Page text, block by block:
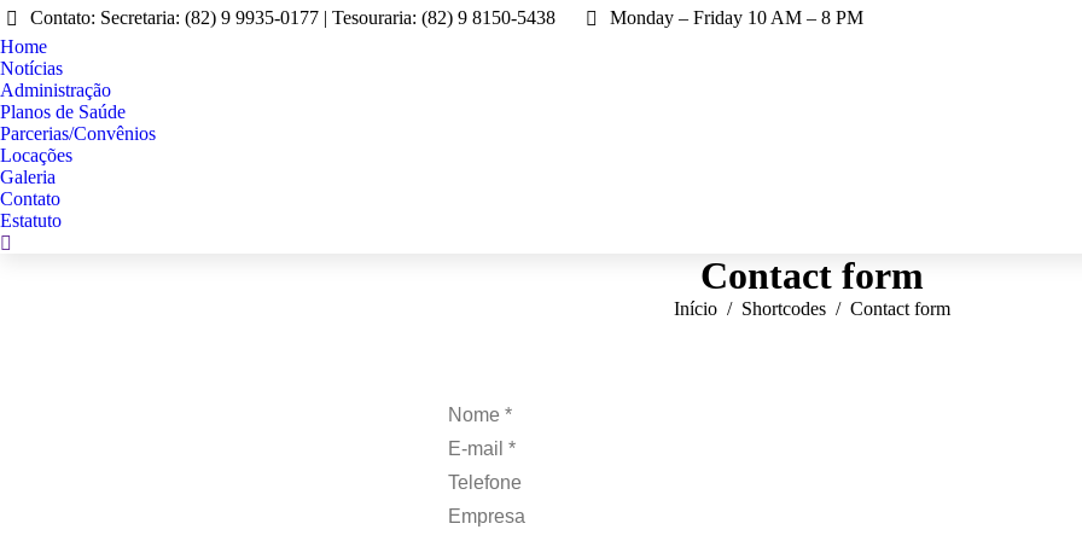
Contato: Secretaria: (82) 9 9935-0177 | Tesouraria: (82) 9 8150-5438 Monday – Friday 10 AM – 8 PM
Home
Notícias
Administração
Planos de Saúde
Parcerias/Convênios
Locações
Galeria
Contato
Estatuto
Search:
Contact form
Você está aqui:
Início Shortcodes Contact form
Nome *
E-mail *
Telefone
Empresa